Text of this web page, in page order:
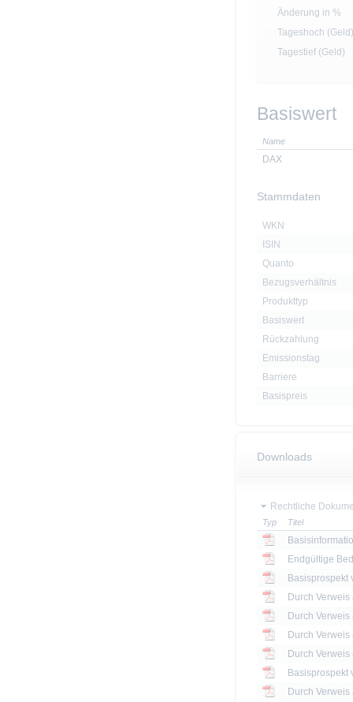
Änderung in %
Tageshoch (Geld)
Tagestief (Geld)
Basiswert
Name
DAX
Stammdaten
WKN
ISIN
Quanto
Bezugsverhältnis
Produkttyp
Basiswert
Rückzahlung
Emissionstag
Barriere
Basispreis
Downloads
Rechtliche
Typ Titel
Endgültige
Basisprospekt
Basisprospekt